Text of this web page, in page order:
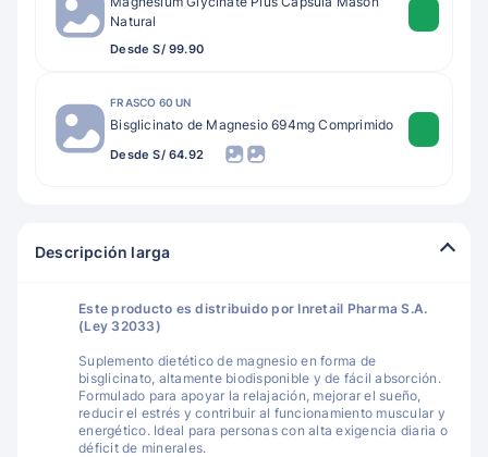
Natural
Desde S/ 99.90
FRASCO 60 UN
Bisglicinato de Magnesio 694mg Comprimido
Desde S/ 64.92
Descripción larga
Este producto es distribuido por Inretail Pharma S.A.
(Ley 32033)
Suplemento dietético de magnesio en forma de
bisglicinato, altamente biodisponible y de fácil absorción.
Formulado para apoyar la relajación, mejorar el sueño,
reducir el estrés y contribuir al funcionamiento muscular y
energético. Ideal para personas con alta exigencia diaria o
déficit de minerales.